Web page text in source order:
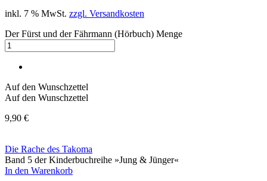
inkl. 7 % MwSt. zzgl. Versandkosten
Der Fürst und der Fährmann (Hörbuch) Menge
Auf den Wunschzettel
Auf den Wunschzettel
9,90 €
Die Rache des Takoma
Band 5 der Kinderbuchreihe »Jung & Jünger«
In den Warenkorb